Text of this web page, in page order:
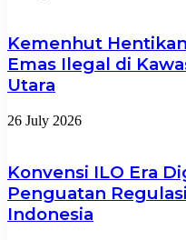
Kemenhut
Emas Ilegal di
Utara
26 July 2026
Konvensi ILO Era
Penguatan
Indonesia